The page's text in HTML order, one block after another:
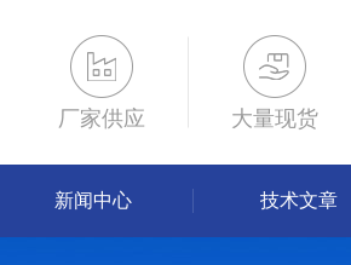
厂家供应 大量现货
新闻中心 技术文章